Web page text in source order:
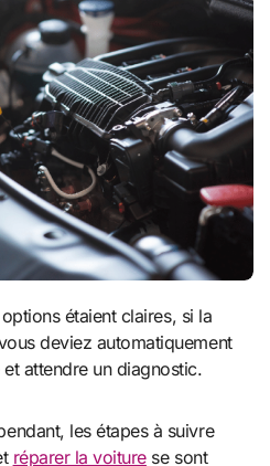
deviez automatiquement
et attendre un diagnostic.
les étapes à suivre
réparer la voiturese sont